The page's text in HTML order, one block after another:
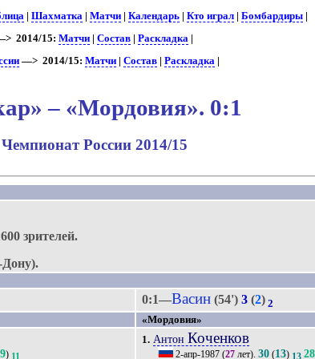
|Шахматка |Матчи |Календарь |Кто играл |Бомбардиры
2014/15:Матчи |Состав |Раскладка |
—> 2014/15:Матчи |Состав |Раскладка |
– «Мордовия». 0:1
Чемпионат России 2014/15
зрителей.
Дону).
0:1—Васин (54')3 (2) 2
«Мордовия»
)
1. Антон Коченков
2-апр-1987 (27 лет).30 (13) 28